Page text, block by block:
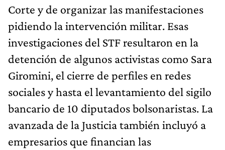
Corte y de organizar las manifestaciones
pidiendo la intervención militar. Esas
investigaciones del STF resultaron en la
detención de algunos activistas como Sara
Giromini, el cierre de perfiles en redes
sociales y hasta el levantamiento del sigilo
bancario de 10 diputados bolsonaristas. La
avanzada de la Justicia también incluyó a
empresarios que financian las